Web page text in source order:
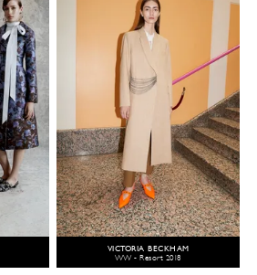
VICTORIA BECKHAM
WW - Resort 2018